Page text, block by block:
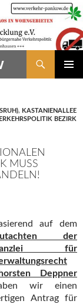
, KASTANIENALLEE
BEZIRK
L
M
auf dem
der
für
Deppner
wir einen
Antrag für